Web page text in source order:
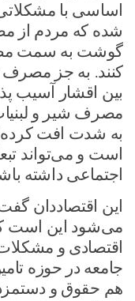
اساسی با
شده که مردم از
گوشت به سمت
کنند. به جز
بین اقشار آسیب
مصرف شیر و
به شدت افت کرده
است و می‌تواند
اجتماعی داشته
این اقتصاددان
می‌شود این است
اقتصادی و
جامعه در حوزه
هم حقوق و